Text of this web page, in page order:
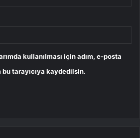
kullanılması için adım, e-posta
tarayıcıya kaydedilsin.